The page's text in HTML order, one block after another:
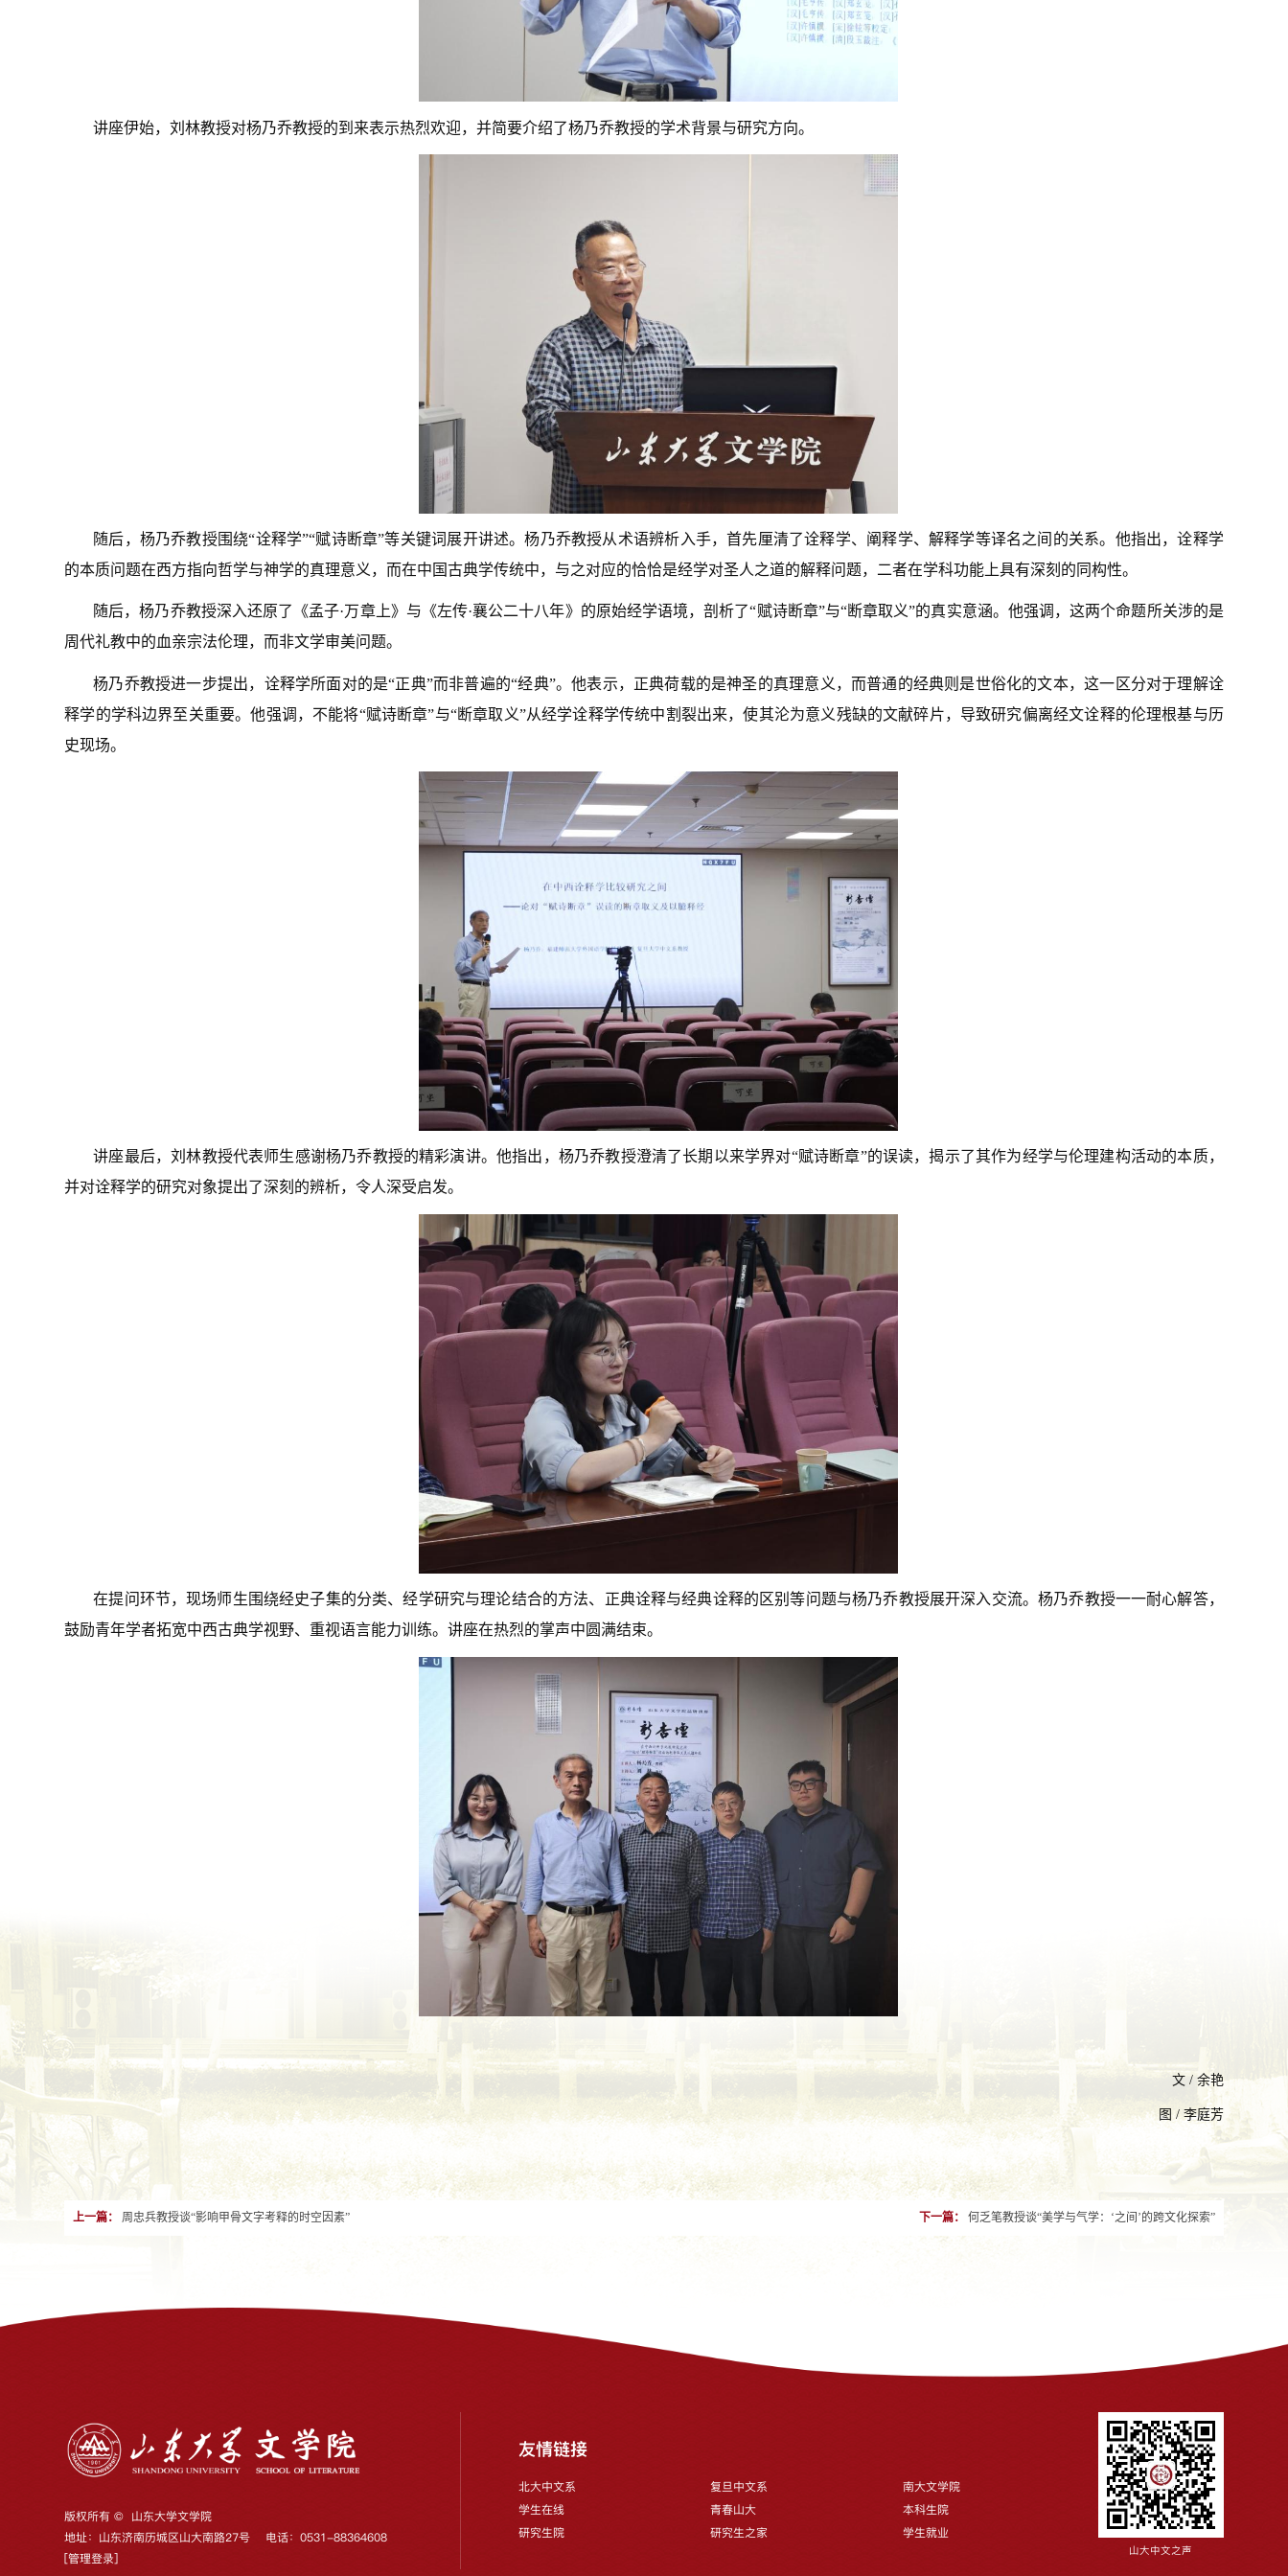
讲座伊始，刘林教授对杨乃乔教授的到来表示热烈欢迎，并简要介绍了杨乃乔教授的学术背景与研究方向。
随后，杨乃乔教授围绕“诠释学”“赋诗断章”等关键词展开讲述。杨乃乔教授从术语辨析入手，首先厘清了诠释学、阐释学、解释学等译名之间的关系。他指出，诠释学
的本质问题在西方指向哲学与神学的真理意义，而在中国古典学传统中，与之对应的恰恰是经学对圣人之道的解释问题，二者在学科功能上具有深刻的同构性。
随后，杨乃乔教授深入还原了《孟子·万章上》与《左传·襄公二十八年》的原始经学语境，剖析了“赋诗断章”与“断章取义”的真实意涵。他强调，这两个命题所关涉的是
周代礼教中的血亲宗法伦理，而非文学审美问题。
杨乃乔教授进一步提出，诠释学所面对的是“正典”而非普遍的“经典”。他表示，正典荷载的是神圣的真理意义，而普通的经典则是世俗化的文本，这一区分对于理解诠
释学的学科边界至关重要。他强调，不能将“赋诗断章”与“断章取义”从经学诠释学传统中割裂出来，使其沦为意义残缺的文献碎片，导致研究偏离经文诠释的伦理根基与历
史现场。
讲座最后，刘林教授代表师生感谢杨乃乔教授的精彩演讲。他指出，杨乃乔教授澄清了长期以来学界对“赋诗断章”的误读，揭示了其作为经学与伦理建构活动的本质，
并对诠释学的研究对象提出了深刻的辨析，令人深受启发。
在提问环节，现场师生围绕经史子集的分类、经学研究与理论结合的方法、正典诠释与经典诠释的区别等问题与杨乃乔教授展开深入交流。杨乃乔教授一一耐心解答，
鼓励青年学者拓宽中西古典学视野、重视语言能力训练。讲座在热烈的掌声中圆满结束。
文 / 余艳
图 / 李庭芳
上一篇： 周忠兵教授谈“影响甲骨文字考释的时空因素” 下一篇： 何乏笔教授谈“美学与气学：‘之间’的跨文化探索”
版权所有 © 山东大学文学院
地址：山东济南历城区山大南路27号 电话：0531-88364608
[管理登录]
友情链接
北大中文系 复旦中文系
南大文学院
学生在线
青春山大
本科生院
研究生院
研究生之家 学生就业
山大中文之声